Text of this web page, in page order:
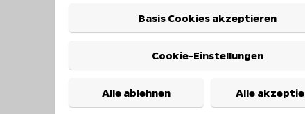
Basis Cookies akzeptieren
Cookie-Einstellungen
Alle ablehnen Alle